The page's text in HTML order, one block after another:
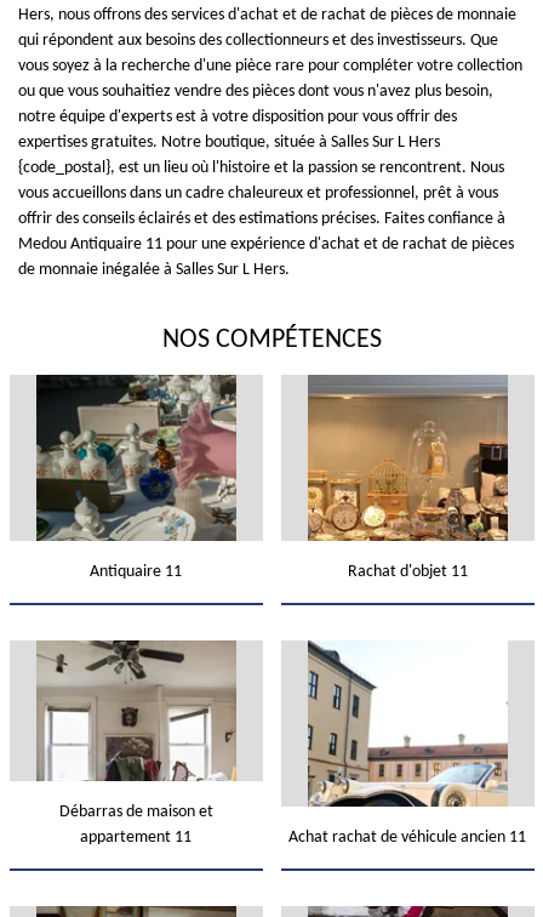
Hers, nous offrons des services d'achat et de rachat de pièces de monnaie
qui répondent aux besoins des collectionneurs et des investisseurs. Que
vous soyez à la recherche d'une pièce rare pour compléter votre collection
ou que vous souhaitiez vendre des pièces dont vous n'avez plus besoin,
notre équipe d'experts est à votre disposition pour vous offrir des
expertises gratuites. Notre boutique, située à Salles Sur L Hers
{code_postal}, est un lieu où l'histoire et la passion se rencontrent. Nous
vous accueillons dans un cadre chaleureux et professionnel, prêt à vous
offrir des conseils éclairés et des estimations précises. Faites confiance à
Medou Antiquaire 11 pour une expérience d'achat et de rachat de pièces
de monnaie inégalée à Salles Sur L Hers.
NOS COMPÉTENCES
Antiquaire 11 Rachat d'objet 11
Débarras de maison et
appartement 11
Achat rachat de véhicule ancien 11